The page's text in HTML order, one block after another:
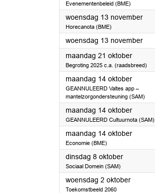
Evenementenbeleid (BME)
woensdag 13 november2024
Horecanota (BME)
woensdag 13 november2024
maandag 21 oktober2024
Begroting 2025 c.a. (raadsbreed)
maandag 14 oktober2024
GEANNULEERD Valtes app –
mantelzorgondersteuning (SAM)
maandag 14 oktober2024
GEANNULEERD Cultuurnota (SAM)
maandag 14 oktober2024
Economie (BME)
dinsdag 8 oktober2024
Sociaal Domein (SAM)
woensdag 2 oktober2024
Toekomstbeeld 2060